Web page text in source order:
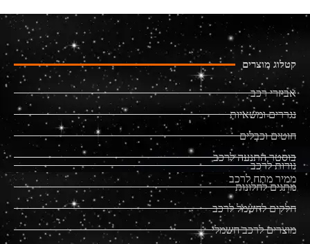
קטלוג מוצרים
אביזרי רכב
נגררים ומשאיות
חוטים וכבלים
בוסטר התנעה לרכב
ממיר מתח לרכב
נורות לרכב
מתגים לחלונות
חלקים לחשמל לרכב
מוצרים לרכב חשמלי